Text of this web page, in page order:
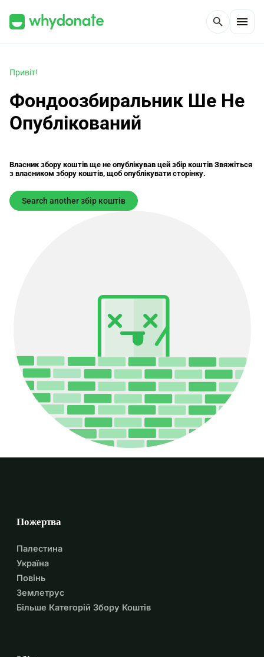
search menu
Привіт!
Фондоозбиральник Ше Не
Oпублікований
Власник збору коштів ще не опублікував цей збір коштів Звяжіться
з власником збору коштів, щоб опублікувати сторінку.
Search another збір коштів
Пожертва
Палестина
Україна
Повінь
Землетрус
Більше Категорій Збору Коштів